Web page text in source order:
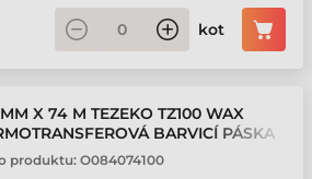
kot
X 74 M TEZEKO TZ100 WAX
BARVICÍ PÁSKA
produktu:O084074100